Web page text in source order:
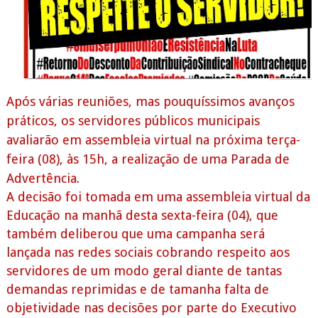
Após várias reuniões, mas pouquíssimos avanços
práticos, os servidores públicos municipais
avaliarão em assembleia virtual na próxima terça-
feira (08), às 15h, a realização de uma Parada de
Advertência.
A decisão foi tomada em uma assembleia virtual da
Educação na manhã desta sexta-feira (04), que
também deliberou que uma campanha será
lançada nas redes sociais cobrando respeito aos
servidores de um modo geral diante de tantas
demandas reprimidas e de tamanha falta de
objetividade nas decisões por parte do Executivo